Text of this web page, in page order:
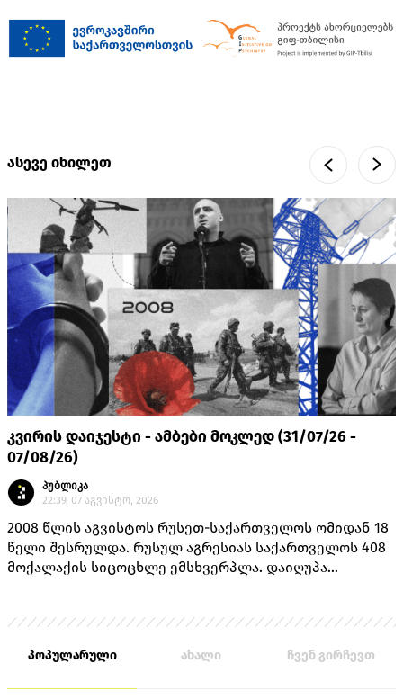
ასევე იხილეთ
კვირის დაიჯესტი - ამბები მოკლედ (31/07/26 -
07/08/26)
პუბლიკა
22:39, 07 აგვისტო, 2026
2008 წლის აგვისტოს რუსეთ-საქართველოს ომიდან 18
წელი შესრულდა. რუსულ აგრესიას საქართველოს 408
მოქალაქის სიცოცხლე ემსხვერპლა. დაიღუპა
მშვიდობიანი მცხოვრები.
პოპულარული ახალი ჩვენ გირჩევთ